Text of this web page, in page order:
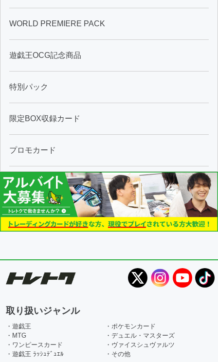
WORLD PREMIERE PACK
遊戯王OCG記念商品
特別パック
限定BOX収録カード
プロモカード
取り扱いジャンル
・遊戯王
・ポケモンカード
・MTG
・デュエル・マスターズ
・ワンピースカード
・ヴァイスシュヴァルツ
・遊戯王 ﾗｯｼｭﾃﾞｭｴﾙ
・その他